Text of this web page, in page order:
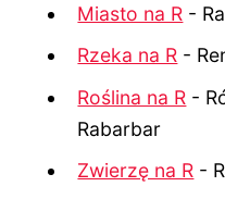
Miasto na R -
Rzeka na R -
Roślina na R -
Rabarbar
Zwierzę na R -